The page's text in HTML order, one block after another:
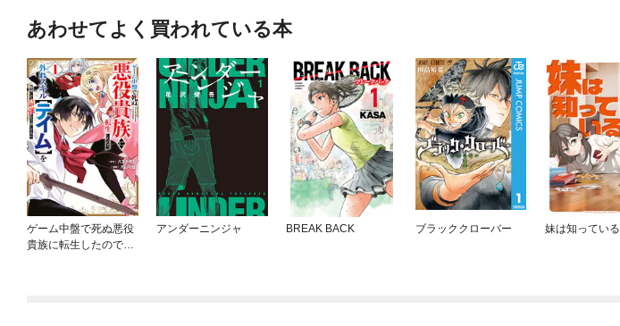
あわせてよく買われている本
ゲーム中盤で死ぬ悪役
貴族に転生したので、
アンダーニンジャ BREAK BACK ブラッククローバー 妹は知っている